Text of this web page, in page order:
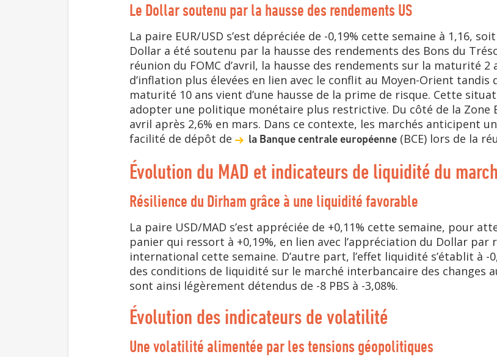
Le Dollar soutenu par la hausse des rendements US
La paire EUR/USD s’est dépréciée de -0,19% cette semaine à 1,16,
Dollar a été soutenu par la hausse des rendements des Bons du
réunion du FOMC d’avril, la hausse des rendements sur la maturité
d’inflation plus élevées en lien avec le conflit au Moyen-Orient tandis
maturité 10 ans vient d’une hausse de la prime de risque. Cette
adopter une politique monétaire plus restrictive. Du côté de la Zone
avril après 2,6% en mars. Dans ce contexte, les marchés anticipent
facilité de dépôt de
la Banque centrale européenne (BCE) lors de la
Évolution du MAD et indicateurs de liquidité du
Résilience du Dirham grâce à une liquidité favorable
La paire USD/MAD s’est appréciée de +0,11% cette semaine, pour
panier qui ressort à +0,19%, en lien avec l’appréciation du Dollar par
international cette semaine. D’autre part, l’effet liquidité s’établit à
des conditions de liquidité sur le marché interbancaire des changes
sont ainsi légèrement détendus de -8 PBS à -3,08%.
Évolution des indicateurs de volatilité
Une volatilité alimentée par les tensions géopolitiques